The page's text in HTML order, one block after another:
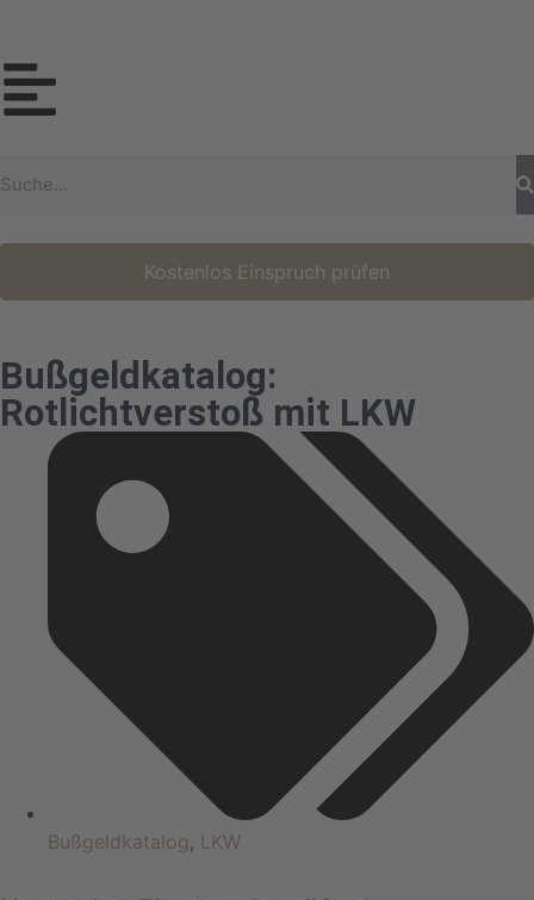
Kostenlos Einspruch prüfen
Bußgeldkatalog:
Rotlichtverstoß mit LKW
Bußgeldkatalog, LKW